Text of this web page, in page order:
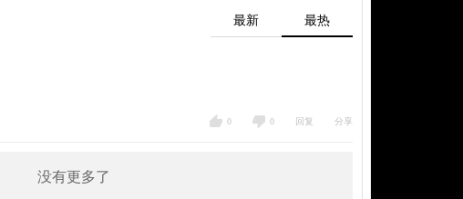
最新 最热
0 0 回复 分享
没有更多了